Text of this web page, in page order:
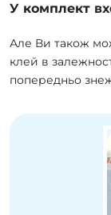
У комплект
Але Ви також
клей в
попередньо